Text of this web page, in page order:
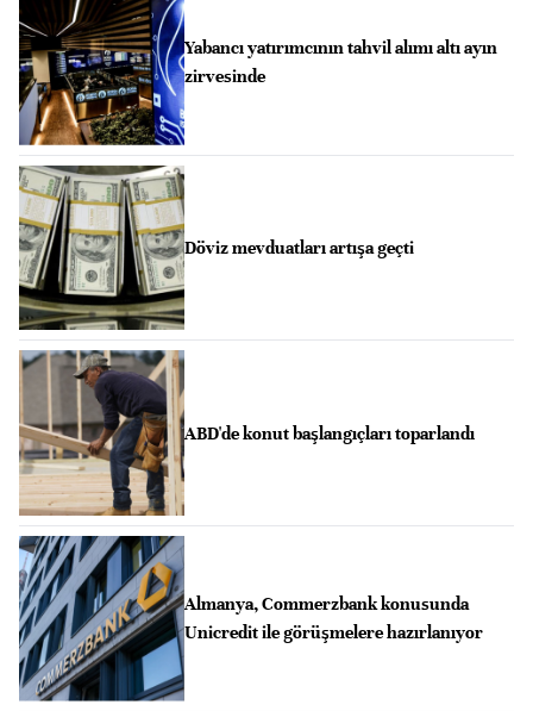
Yabancı yatırımcının tahvil alımı altı ayın
zirvesinde
Döviz mevduatları artışa geçti
ABD'de konut başlangıçları toparlandı
Almanya, Commerzbank konusunda
Unicredit ile görüşmelere hazırlanıyor